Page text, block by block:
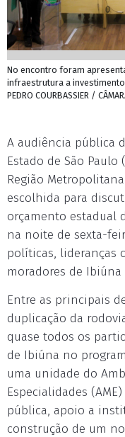
No encontro foram
infraestrutura a
PEDRO COURBASSIER /
A audiência pública
Estado de São Paulo
Região
escolhida para
orçamento estadual
na noite de sexta-
políticas, lideranças
moradores de Ibiúna
Entre as principais
duplicação da
quase todos os
de Ibiúna no
uma unidade do
Especialidades
pública, apoio a
construção de um